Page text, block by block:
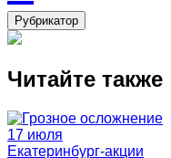
Рубрикатор
Читайте также
17 июля
Екатеринбург-акции